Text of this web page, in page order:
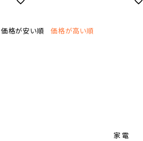
価格が安い順 価格が高い順
家電